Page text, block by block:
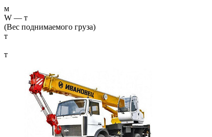
м
W — т
(Вес поднимаемого груза)
т
т